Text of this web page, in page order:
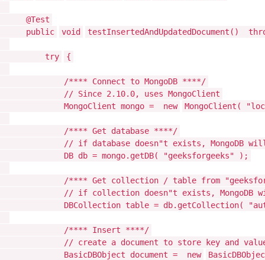
@Test
public
void testInsertedAndUpdatedDocument()
try {
/**** Connect to MongoDB ****/
// Since 2.10.0, uses MongoClient
MongoClient mongo =
new MongoClient(
/**** Get database ****/
// if database doesn"t exists, MongoDB
DB db = mongo.getDB(
"geeksforgeeks" );
/**** Get collection / table from
// if collection doesn"t exists,
DBCollection table = db.getCollection(
/**** Insert ****/
// create a document to store key and
BasicDBObject document =
new